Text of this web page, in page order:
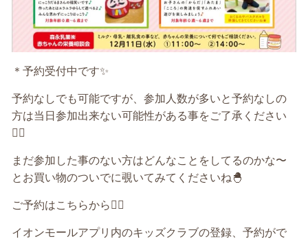
＊予約受付中です✨
予約なしでも可能ですが、参加人数が多いと予約なしの
方は当日参加出来ない可能性がある事をご了承ください
🙇‍♀️
まだ参加した事のない方はどんなことをしてるのかな〜
とお買い物のついでに覗いてみてくださいね🐣
ご予約はこちらから💁‍♀️
イオンモールアプリ内のキッズクラブの登録、予約がで